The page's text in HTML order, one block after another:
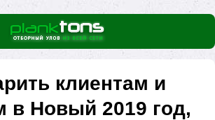
клиентам и
в Новый 2019 год,